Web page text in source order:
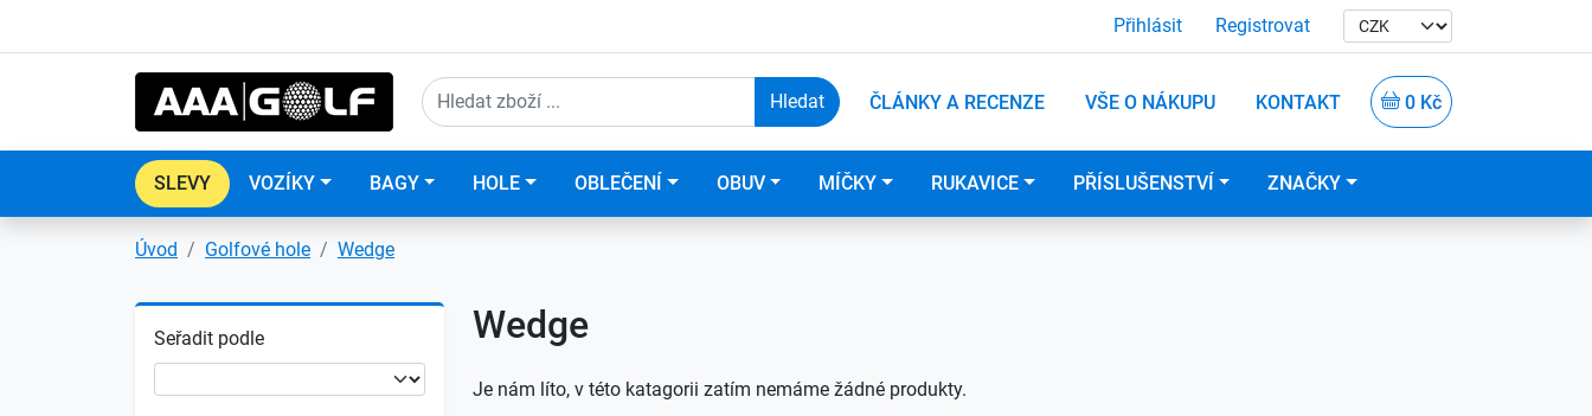
Přihlásit Registrovat
ČLÁNKY A RECENZE VŠE O NÁKUPU KONTAKT 0 Kč
SLEVY VOZÍKY BAGY HOLE OBLEČENÍ OBUV MÍČKY RUKAVICE PŘÍSLUŠENSTVÍ ZNAČKY
Úvod Golfové hole Wedge
Seřadit podle Wedge
Je nám líto, v této katagorii zatím nemáme žádné produkty.